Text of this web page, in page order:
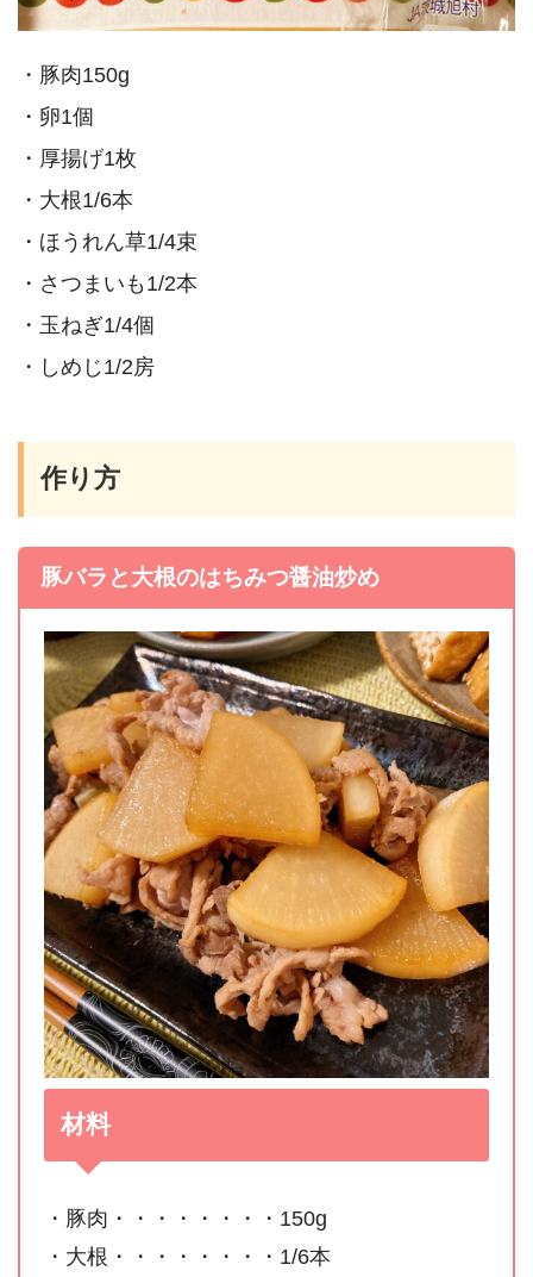
・豚肉150g
・卵1個
・厚揚げ1枚
・大根1/6本
・ほうれん草1/4束
・さつまいも1/2本
・玉ねぎ1/4個
・しめじ1/2房
作り方
豚バラと大根のはちみつ醤油炒め
材料
・豚肉・・・・・・・・150g
・大根・・・・・・・・1/6本